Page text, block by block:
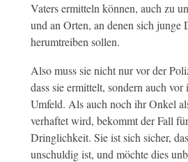
Vaters ermitteln können, auch zu
und an Orten, an denen sich junge
herumtreiben sollen.
Also muss sie nicht nur vor der
dass sie ermittelt, sondern auch vor
Umfeld. Als auch noch ihr Onkel
verhaftet wird, bekommt der Fall
Dringlichkeit. Sie ist sich sicher,
unschuldig ist, und möchte dies